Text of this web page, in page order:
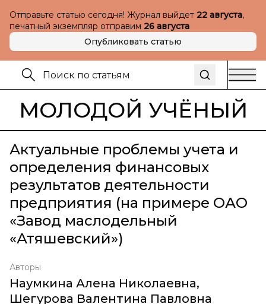
Отправьте статью сегодня! Журнал выйдет 22 августа,
печатный экземпляр отправим 26 августа
Опубликовать статью
МОЛОДОЙ УЧЁНЫЙ
Актуальные проблемы учета и
определения финансовых
результатов деятельности
предприятия (на примере ОАО
«Завод маслодельный
«Атяшевский»)
Авторы
Наумкина Алена Николаевна,
Шегурова Валентина Павловна